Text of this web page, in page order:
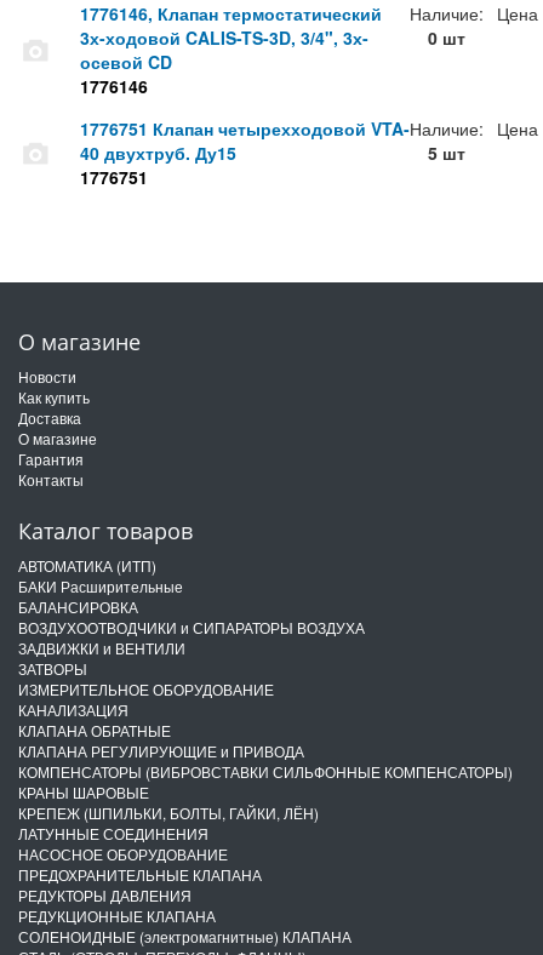
1776146, Клапан термостатический
3х-ходовой CALIS-TS-3D, 3/4", 3х-
осевой CD
1776146
Наличие:
0 шт
Цена
1776751 Клапан четырехходовой VTA-
40 двухтруб. Ду15
1776751
Наличие:
5 шт
Цена
О магазине
Новости
Как купить
Доставка
О магазине
Гарантия
Контакты
Каталог товаров
АВТОМАТИКА (ИТП)
БАКИ Расширительные
БАЛАНСИРОВКА
ВОЗДУХООТВОДЧИКИ и СИПАРАТОРЫ ВОЗДУХА
ЗАДВИЖКИ и ВЕНТИЛИ
ЗАТВОРЫ
ИЗМЕРИТЕЛЬНОЕ ОБОРУДОВАНИЕ
КАНАЛИЗАЦИЯ
КЛАПАНА ОБРАТНЫЕ
КЛАПАНА РЕГУЛИРУЮЩИЕ и ПРИВОДА
КОМПЕНСАТОРЫ (ВИБРОВСТАВКИ СИЛЬФОННЫЕ КОМПЕНСАТОРЫ)
КРАНЫ ШАРОВЫЕ
КРЕПЕЖ (ШПИЛЬКИ, БОЛТЫ, ГАЙКИ, ЛЁН)
ЛАТУННЫЕ СОЕДИНЕНИЯ
НАСОСНОЕ ОБОРУДОВАНИЕ
ПРЕДОХРАНИТЕЛЬНЫЕ КЛАПАНА
РЕДУКТОРЫ ДАВЛЕНИЯ
РЕДУКЦИОННЫЕ КЛАПАНА
СОЛЕНОИДНЫЕ (электромагнитные) КЛАПАНА